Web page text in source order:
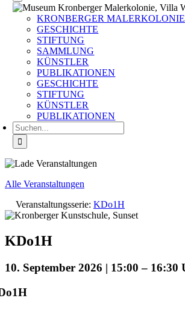
KRONBERGER MALERKOLONIE
GESCHICHTE
STIFTUNG
SAMMLUNG
KÜNSTLER
PUBLIKATIONEN
GESCHICHTE
STIFTUNG
KÜNSTLER
PUBLIKATIONEN
Suche
nach:
Alle Veranstaltungen
Veranstaltungsserie: KDo1H
KDo1H
10. September 2026 | 15:00 – 16:30